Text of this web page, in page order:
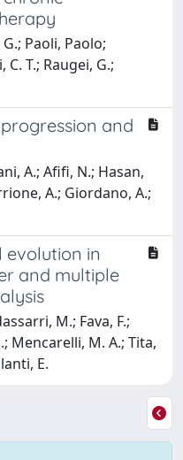
Paoli, Paolo;
T.; Raugei, G.;
and
A.; Afifi, N.; Hasan,
A.; Giordano, A.;
evolution in
and multiple
M.; Fava, F.;
Mencarelli, M. A.; Tita,
E.